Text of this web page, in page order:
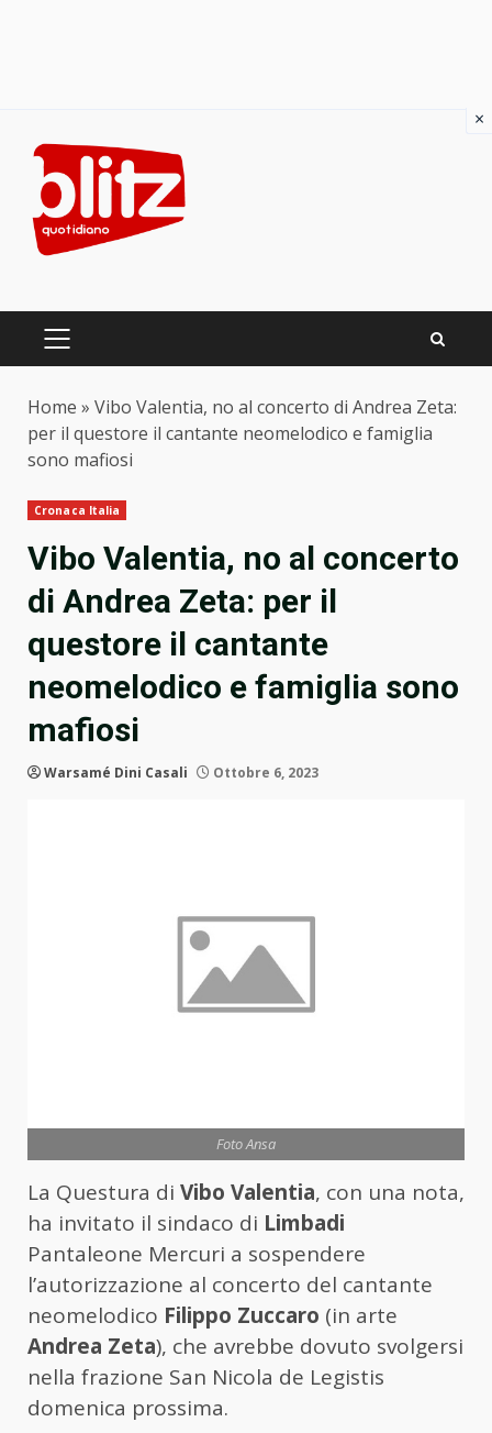
content
PRIMARY
Home » Vibo Valentia, no al concerto di Andrea Zeta:
per il questore il cantante neomelodico e famiglia
sono mafiosi
Cronaca Italia
Vibo Valentia, no al concerto
di Andrea Zeta: per il
questore il cantante
neomelodico e famiglia sono
mafiosi
Warsamé Dini Casali Ottobre 6, 2023
Foto Ansa
La Questura di Vibo Valentia, con una nota,
ha invitato il sindaco di Limbadi
Pantaleone Mercuri a sospendere
l’autorizzazione al concerto del cantante
neomelodico Filippo Zuccaro (in arte
Andrea Zeta), che avrebbe dovuto svolgersi
nella frazione San Nicola de Legistis
domenica prossima.
×